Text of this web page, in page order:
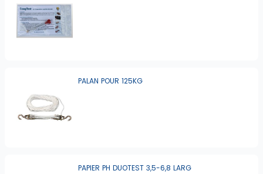
PALAN POUR 125KG
PAPIER PH DUOTEST 3,5-6,8 LARG